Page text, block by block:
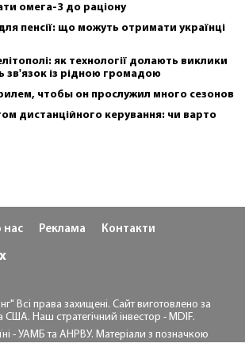
омега-3 до раціону
пенсії: що можуть отримати українці
як технології долають виклики
зв'язок із рідною громадою
чтобы он прослужил много сезонов
дистанційного керування: чи варто
нас Реклама Контакти
Всі права захищені. Сайт виготовлено за
США. Наш стратегічний інвестор - MDIF.
- УАМБ та АНРВУ. Матеріали з позначкою